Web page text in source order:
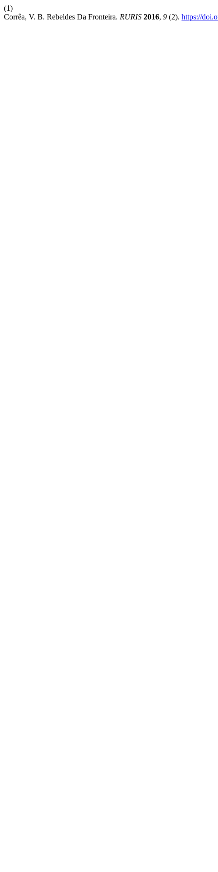
(1)
Corrêa, V. B. Rebeldes Da Fronteira. RURIS 2016, 9 (2). https://